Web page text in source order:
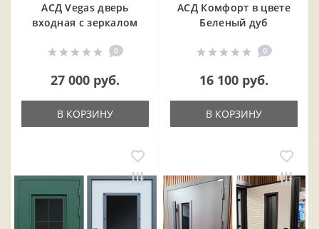
АСД Vegas дверь
входная с зеркалом
0
27 000 руб.
В КОРЗИНУ
АСД Комфорт в цвете
Беленый дуб
0
16 100 руб.
В КОРЗИНУ